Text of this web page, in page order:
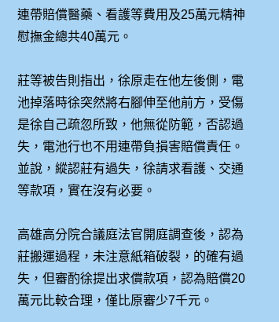
連帶賠償醫藥、看護等費用及25萬元精神
慰撫金總共40萬元。
莊等被告則指出，徐原走在他左後側，電
池掉落時徐突然將右腳伸至他前方，受傷
是徐自己疏忽所致，他無從防範，否認過
失，電池行也不用連帶負損害賠償責任。
並說，縱認莊有過失，徐請求看護、交通
等款項，實在沒有必要。
高雄高分院合議庭法官開庭調查後，認為
莊搬運過程，未注意紙箱破裂，的確有過
失，但審酌徐提出求償款項，認為賠償20
萬元比較合理，僅比原審少7千元。